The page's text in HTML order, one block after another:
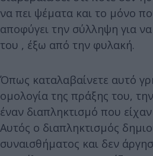
να πει ψέματα και το μόνο
αποφύγει την σύλληψη για να
του , έξω από την φυλακή.
Όπως καταλαβαίνετε αυτό
ομολογία της πράξης του,
έναν διαπληκτισμό που
Αυτός ο διαπληκτισμός
συναισθήματος και δεν